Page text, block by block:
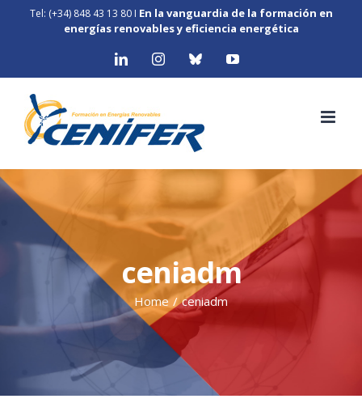
Tel: (+34) 848 43 13 80I En la vanguardia de la formación en
energías renovables y eficiencia energética
LinkedInInstagramBluesky YouTube
ceniadm
Home / ceniadm